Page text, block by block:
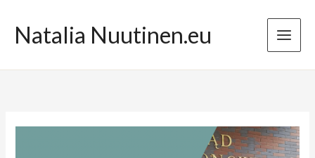
treściNatalia Nuutinen.eu